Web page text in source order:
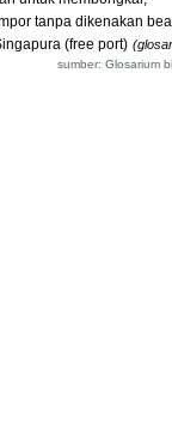
tanpa dikenakan bea
(free port)
sumber: Glosarium